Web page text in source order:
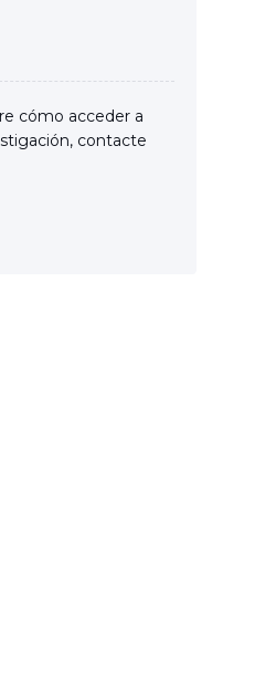
cómo acceder a
contacte